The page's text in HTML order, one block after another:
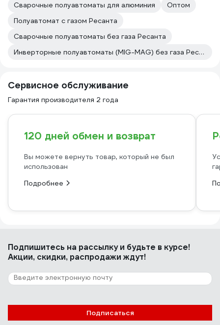
Сварочные полуавтоматы для алюминия
Оптом
Полуавтомат с газом Ресанта
Сварочные полуавтоматы без газа Ресанта
Инверторные полуавтоматы (MIG-MAG) без газа Ресанта
Сервисное обслуживание
Гарантия производителя 2 года
120 дней обмен и возврат
Вы можете вернуть товар, который не был
использован
Подробнее
Подпишитесь на рассылкуи будьте в курсе!
Акции, скидки, распродажи ждут!
Подписаться